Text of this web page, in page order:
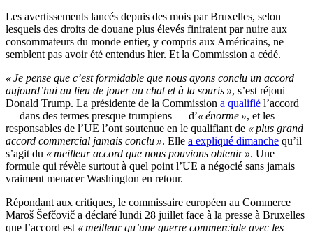
Les avertissements lancés depuis des mois par Bruxelles, selon
lesquels des droits de douane plus élevés finiraient par nuire aux
consommateurs du monde entier, y compris aux Américains, ne
semblent pas avoir été entendus hier. Et la Commission a cédé.
« Je pense que c’est formidable que nous ayons conclu un accord
aujourd’hui au lieu de jouer au chat et à la souris », s’est réjoui
Donald Trump. La présidente de la Commission a qualifié l’accord
— dans des termes presque trumpiens — d’« énorme », et les
responsables de l’UE l’ont soutenue en le qualifiant de « plus grand
accord commercial jamais conclu ». Elle a expliqué dimanche qu’il
s’agit du « meilleur accord que nous pouvions obtenir ». Une
formule qui révèle surtout à quel point l’UE a négocié sans jamais
vraiment menacer Washington en retour.
Répondant aux critiques, le commissaire européen au Commerce
Maroš Šefčovič a déclaré lundi 28 juillet face à la presse à Bruxelles
que l’accord est « meilleur qu’une guerre commerciale avec les